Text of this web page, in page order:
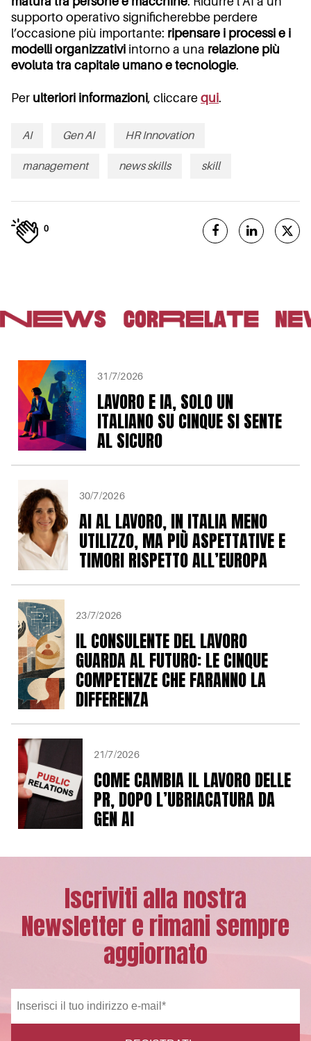
supporto operativo significherebbe perdere
l’occasione più importante: ripensare i processi e i
modelli organizzativi intorno a una relazione più
evoluta tra capitale umano e tecnologie.
Per ulteriori informazioni, cliccare qui.
AI Gen AI HR Innovation
management news skills skill
0
31/7/2026
LAVORO E IA, SOLO UN
ITALIANO SU CINQUE SI SENTE
AL SICURO
30/7/2026
AI AL LAVORO, IN ITALIA MENO
UTILIZZO, MA PIÙ ASPETTATIVE E
TIMORI RISPETTO ALL’EUROPA
23/7/2026
IL CONSULENTE DEL LAVORO
GUARDA AL FUTURO: LE CINQUE
COMPETENZE CHE FARANNO LA
DIFFERENZA
21/7/2026
COME CAMBIA IL LAVORO DELLE
PR, DOPO L’UBRIACATURA DA
GEN AI
Iscriviti alla nostra
Newsletter e rimani sempre
aggiornato